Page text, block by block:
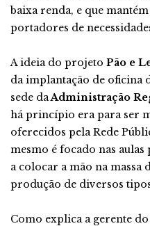
baixa renda, e que
portadores de
A ideia do projeto Pão e
da implantação de oficina
sede daAdministração
há princípio era para ser
oferecidos pela Rede
mesmo é focado nas
a colocar a mão na massa
produção de diversos
Como explica a gerente